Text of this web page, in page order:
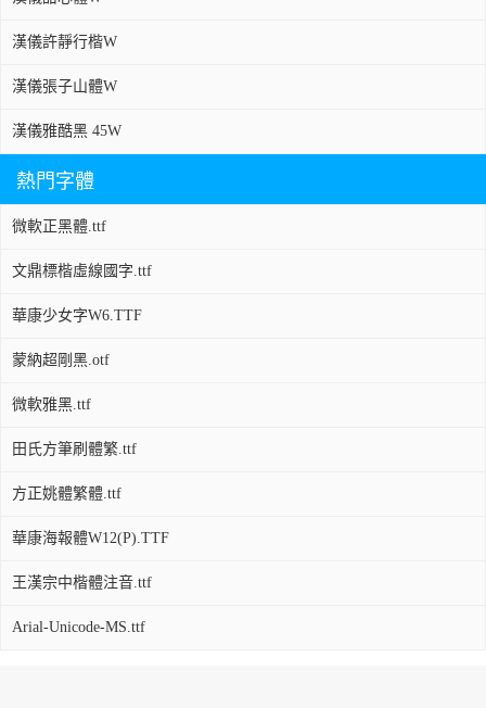
漢儀許靜行楷W
漢儀張子山體W
漢儀雅酷黑 45W
熱門字體
微軟正黑體.ttf
文鼎標楷虛線國字.ttf
華康少女字W6.TTF
蒙納超剛黑.otf
微軟雅黑.ttf
田氏方筆刷體繁.ttf
方正姚體繁體.ttf
華康海報體W12(P).TTF
王漢宗中楷體注音.ttf
Arial-Unicode-MS.ttf